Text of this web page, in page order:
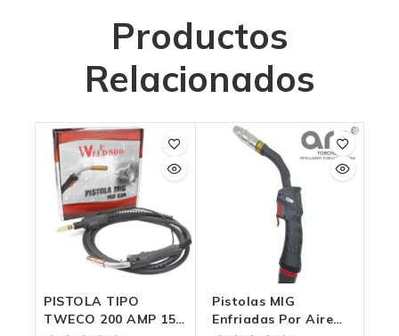
Productos
Relacionados
PISTOLA TIPO
TWECO 200 AMP 15
Pistolas MIG
Enfriadas Por Aire